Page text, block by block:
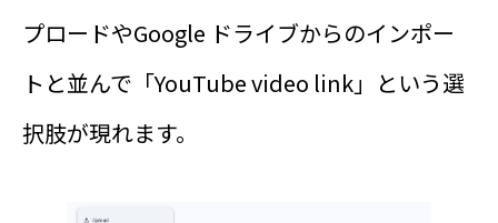
プロードやGoogle ドライブからのインポー
トと並んで「YouTube video link」という選
択肢が現れます。